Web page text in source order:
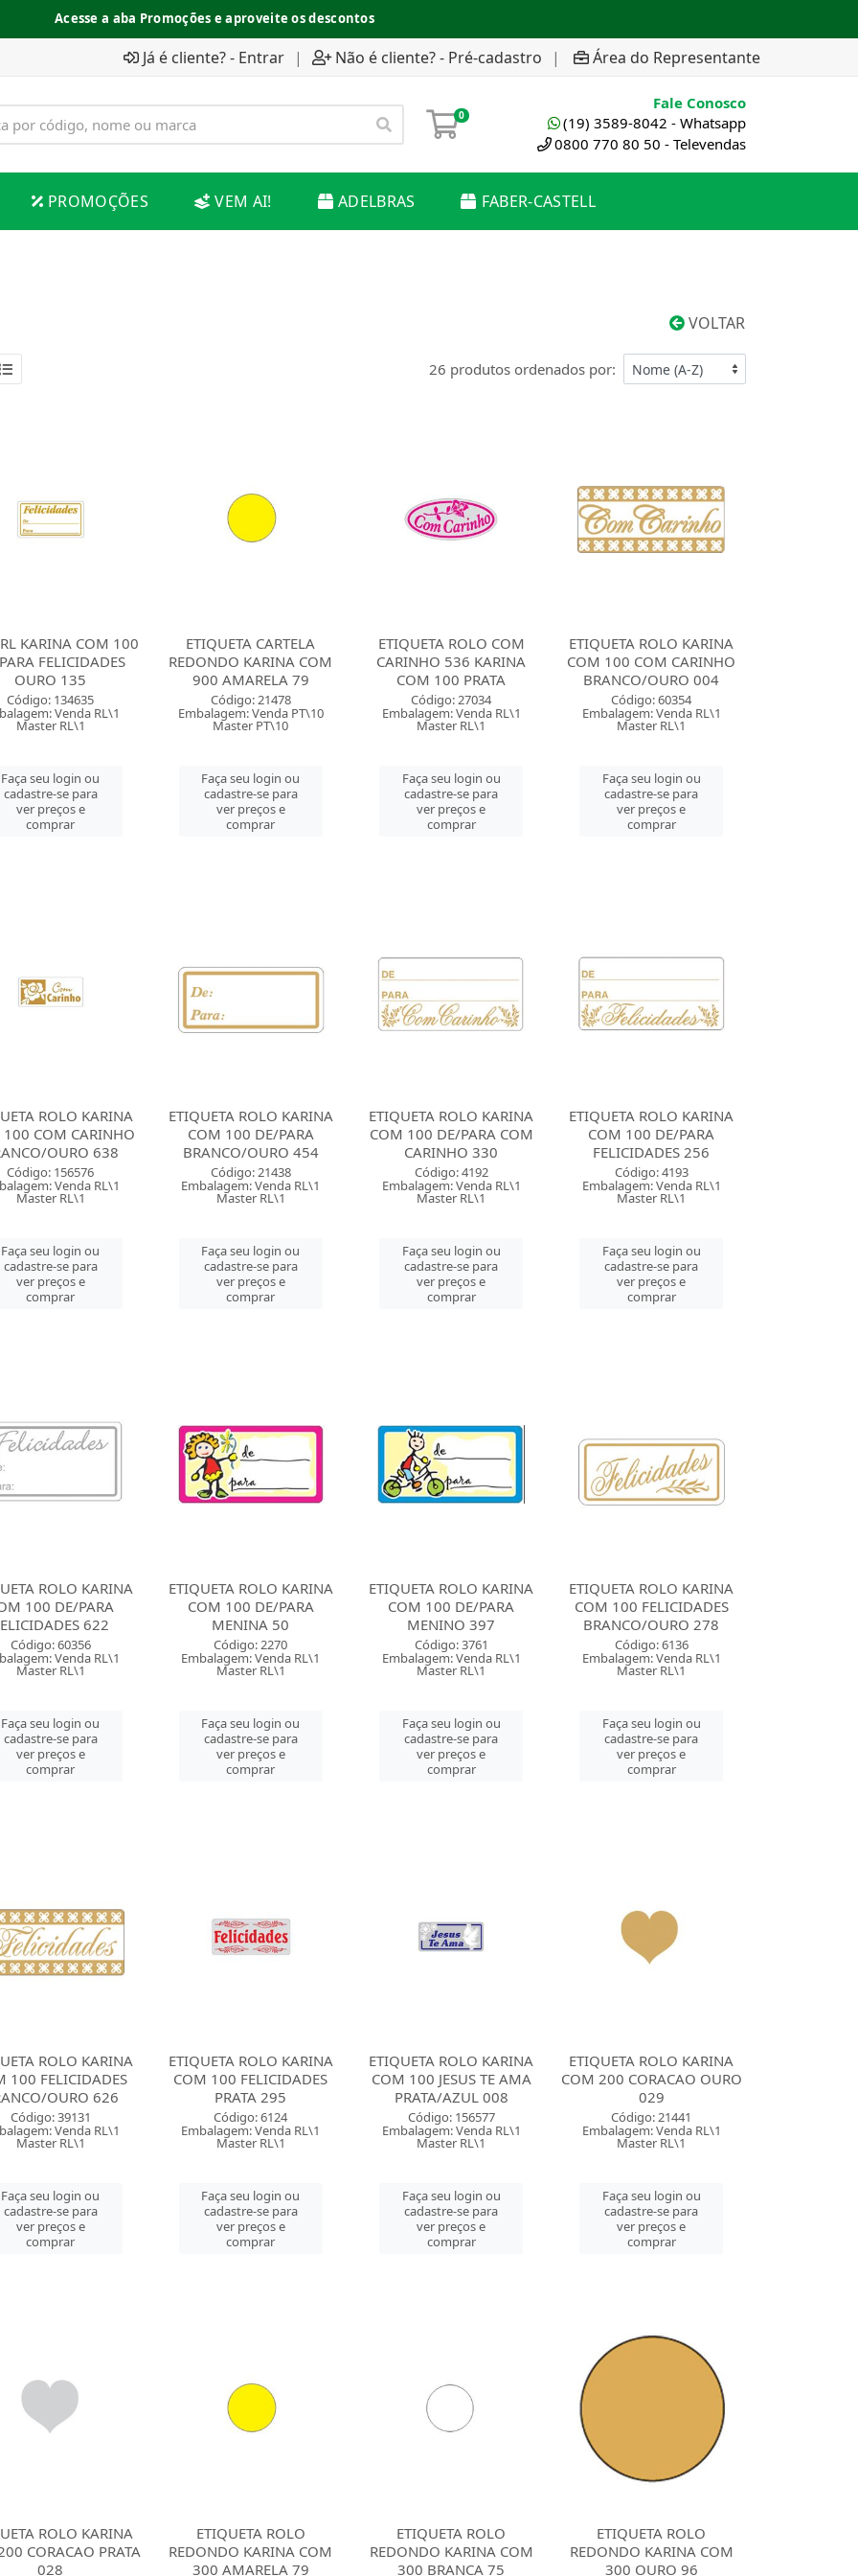
Acesse a aba Promoções e aproveite os descontos
Já é cliente? - Entrar | Não é cliente? - Pré-cadastro | Área do Representante
0
Fale Conosco
(19) 3589-8042 - Whatsapp
0800 770 80 50 - Televendas
PROMOÇÕES VEM AI! ADELBRAS FABER-CASTELL
VOLTAR
26 produtos ordenados por:
KARINA COM 100
FELICIDADES
OURO 135
Código: 134635
Venda RL\1
Master RL\1
Faça seu login ou
cadastre-se para
ver preços e
comprar
ETIQUETA CARTELA
REDONDO KARINA COM
900 AMARELA 79
Código: 21478
Embalagem: Venda PT\10
Master PT\10
Faça seu login ou
cadastre-se para
ver preços e
comprar
ETIQUETA ROLO COM
CARINHO 536 KARINA
COM 100 PRATA
Código: 27034
Embalagem: Venda RL\1
Master RL\1
Faça seu login ou
cadastre-se para
ver preços e
comprar
ETIQUETA ROLO KARINA
COM 100 COM CARINHO
BRANCO/OURO 004
Código: 60354
Embalagem: Venda RL\1
Master RL\1
Faça seu login ou
cadastre-se para
ver preços e
comprar
ROLO KARINA
100 COM CARINHO
OURO 638
Código: 156576
Venda RL\1
Master RL\1
Faça seu login ou
cadastre-se para
ver preços e
comprar
ETIQUETA ROLO KARINA
COM 100 DE/PARA
BRANCO/OURO 454
Código: 21438
Embalagem: Venda RL\1
Master RL\1
Faça seu login ou
cadastre-se para
ver preços e
comprar
ETIQUETA ROLO KARINA
COM 100 DE/PARA COM
CARINHO 330
Código: 4192
Embalagem: Venda RL\1
Master RL\1
Faça seu login ou
cadastre-se para
ver preços e
comprar
ETIQUETA ROLO KARINA
COM 100 DE/PARA
FELICIDADES 256
Código: 4193
Embalagem: Venda RL\1
Master RL\1
Faça seu login ou
cadastre-se para
ver preços e
comprar
ROLO KARINA
100 DE/PARA
622
Código: 60356
Venda RL\1
Master RL\1
Faça seu login ou
cadastre-se para
ver preços e
comprar
ETIQUETA ROLO KARINA
COM 100 DE/PARA
MENINA 50
Código: 2270
Embalagem: Venda RL\1
Master RL\1
Faça seu login ou
cadastre-se para
ver preços e
comprar
ETIQUETA ROLO KARINA
COM 100 DE/PARA
MENINO 397
Código: 3761
Embalagem: Venda RL\1
Master RL\1
Faça seu login ou
cadastre-se para
ver preços e
comprar
ETIQUETA ROLO KARINA
COM 100 FELICIDADES
BRANCO/OURO 278
Código: 6136
Embalagem: Venda RL\1
Master RL\1
Faça seu login ou
cadastre-se para
ver preços e
comprar
ROLO KARINA
100 FELICIDADES
OURO 626
Código: 39131
Venda RL\1
Master RL\1
Faça seu login ou
cadastre-se para
ver preços e
comprar
ETIQUETA ROLO KARINA
COM 100 FELICIDADES
PRATA 295
Código: 6124
Embalagem: Venda RL\1
Master RL\1
Faça seu login ou
cadastre-se para
ver preços e
comprar
ETIQUETA ROLO KARINA
COM 100 JESUS TE AMA
PRATA/AZUL 008
Código: 156577
Embalagem: Venda RL\1
Master RL\1
Faça seu login ou
cadastre-se para
ver preços e
comprar
ETIQUETA ROLO KARINA
COM 200 CORACAO OURO
029
Código: 21441
Embalagem: Venda RL\1
Master RL\1
Faça seu login ou
cadastre-se para
ver preços e
comprar
ROLO KARINA
CORACAO PRATA
028
ETIQUETA ROLO
REDONDO KARINA COM
300 AMARELA 79
ETIQUETA ROLO
REDONDO KARINA COM
300 BRANCA 75
ETIQUETA ROLO
REDONDO KARINA COM
300 OURO 96